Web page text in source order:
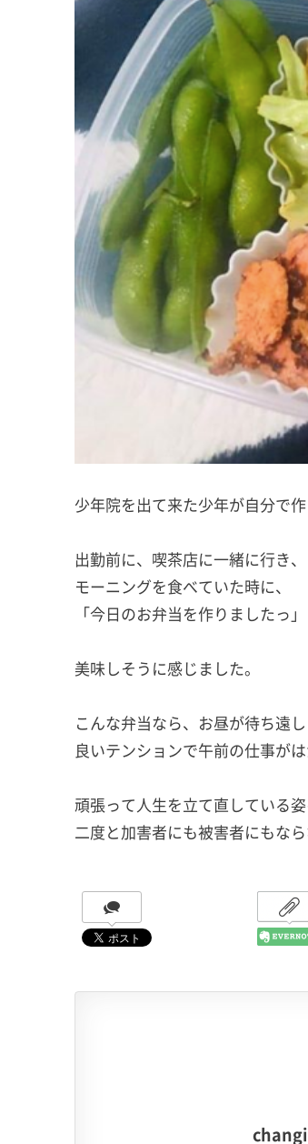
少年院を出て来た少年が自分で
出勤前に、喫茶店に一緒に行き、
モーニングを食べていた時に、
「今日のお弁当を作りましたっ
美味しそうに感じました。
こんな弁当なら、お昼が待ち遠し
良いテンションで午前の仕事が
頑張って人生を立て直している姿
二度と加害者にも被害者にもな